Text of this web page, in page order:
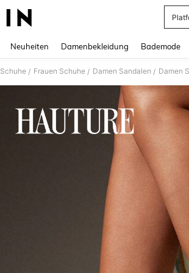
Neuheiten Damenbekleidung Bademode
Schuhe / Frauen Schuhe / Damen Sandalen / Damen